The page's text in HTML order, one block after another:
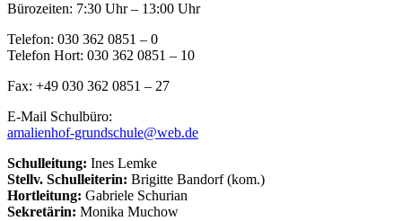
Bürozeiten: 7:30 Uhr – 13:00 Uhr
Telefon: 030 362 0851 – 0
Telefon Hort: 030 362 0851 – 10
Fax: +49 030 362 0851 – 27
E-Mail Schulbüro:
amalienhof-grundschule@web.de
Schulleitung: Ines Lemke
Stellv. Schulleiterin: Brigitte Bandorf (kom.)
Hortleitung: Gabriele Schurian
Sekretärin: Monika Muchow